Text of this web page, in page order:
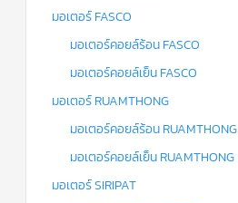
มอเตอร์ FASCO
มอเตอร์คอยล์ร้อน FASCO
มอเตอร์คอยล์เย็น FASCO
มอเตอร์ RUAMTHONG
มอเตอร์คอยล์ร้อน RUAMTHONG
มอเตอร์คอยล์เย็น RUAMTHONG
มอเตอร์ SIRIPAT